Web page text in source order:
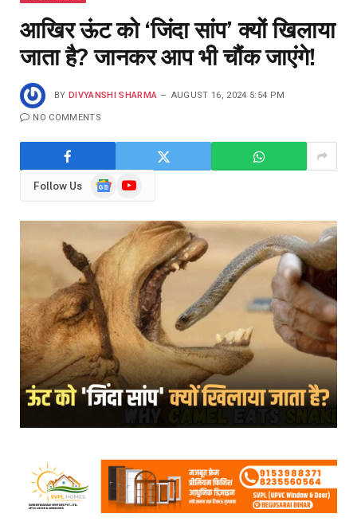
आखिर ऊंट को ‘जिंदा सांप’ क्यों खिलाया
जाता है? जानकर आप भी चौंक जाएंगे!
BY DIVYANSHI SHARMA AUGUST 16, 2024 5:54 PM
NO COMMENTS
Follow Us
GoogleYouTube